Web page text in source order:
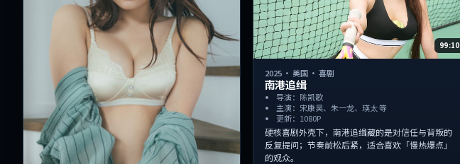
99:10
2025· 美国· 喜剧
南港追缉
导演：陈凯歌
主演：宋康昊、朱一龙、瑛太 等
更新：1080P
硬核喜剧外壳下，南港追缉藏的是对信任与背叛的
反复提问；节奏前松后紧，适合喜欢「慢热爆点」
的观众。